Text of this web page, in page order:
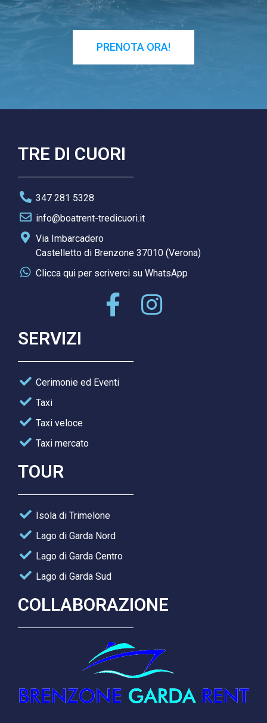
PRENOTA ORA!
TRE DI CUORI
347 281 5328
info@boatrent-tredicuori.it
Via Imbarcadero
Castelletto di Brenzone 37010 (Verona)
Clicca qui per scriverci su WhatsApp
SERVIZI
Cerimonie ed Eventi
Taxi
Taxi veloce
Taxi mercato
TOUR
Isola di Trimelone
Lago di Garda Nord
Lago di Garda Centro
Lago di Garda Sud
COLLABORAZIONE